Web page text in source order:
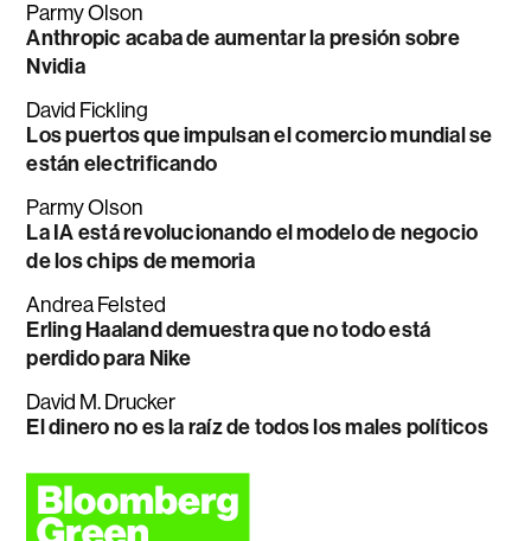
Parmy Olson
Anthropic acaba de aumentar la presión sobre
Nvidia
David Fickling
Los puertos que impulsan el comercio mundial se
están electrificando
Parmy Olson
La IA está revolucionando el modelo de negocio
de los chips de memoria
Andrea Felsted
Erling Haaland demuestra que no todo está
perdido para Nike
David M. Drucker
El dinero no es la raíz de todos los males políticos